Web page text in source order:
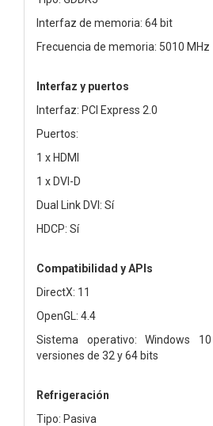
Interfaz de memoria: 64 bit
Frecuencia de memoria: 5010 MHz
Interfaz y puertos
Interfaz: PCI Express 2.0
Puertos:
1 x HDMI
1 x DVI-D
Dual Link DVI: Sí
HDCP: Sí
Compatibilidad y APIs
DirectX: 11
OpenGL: 4.4
Sistema operativo: Windows
versiones de 32 y 64 bits
Refrigeración
Tipo: Pasiva